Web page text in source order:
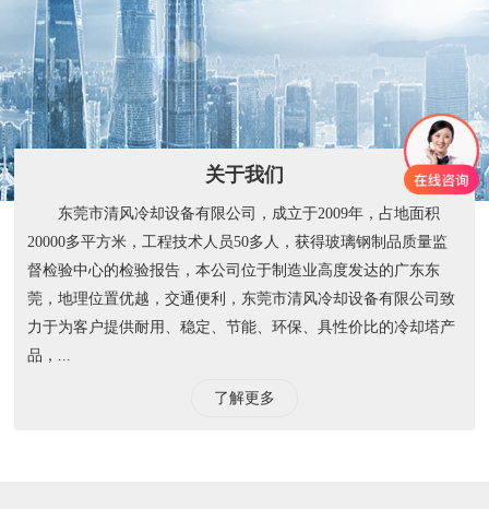
关于我们
东莞市清风冷却设备有限公司，成立于2009年，占地面积
20000多平方米，工程技术人员50多人，获得玻璃钢制品质量监
督检验中心的检验报告，本公司位于制造业高度发达的广东东
莞，地理位置优越，交通便利，东莞市清风冷却设备有限公司致
力于为客户提供耐用、稳定、节能、环保、具性价比的冷却塔产
品，...
了解更多